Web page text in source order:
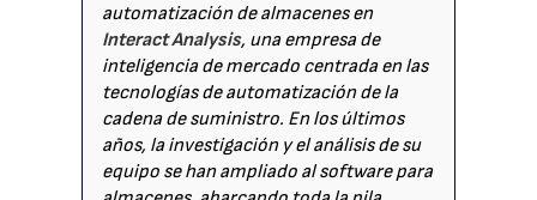
automatización de almacenes en
Interact Analysis, una empresa de
inteligencia de mercado centrada en las
tecnologías de automatización de la
cadena de suministro. En los últimos
años, la investigación y el análisis de su
equipo se han ampliado al software para